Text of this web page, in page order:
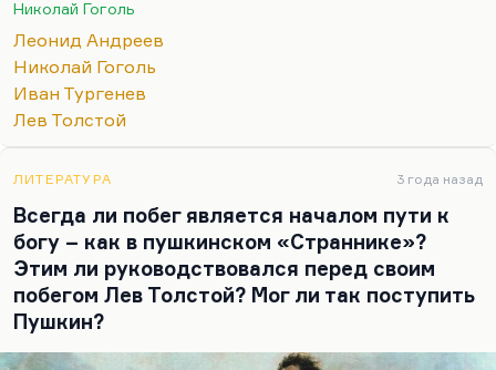
тобой выдуманная, человече, но и тебе не будет
покоя, пока враг твой мучается». То есть бог всё-
таки носитель справедливости, а не зла. В…
Николай Гоголь
Леонид Андреев
Николай Гоголь
Иван Тургенев
Лев Толстой
ЛИТЕРАТУРА 3 года назад
Всегда ли побег является началом пути к
богу – как в пушкинском «Страннике»?
Этим ли руководствовался перед своим
побегом Лев Толстой? Мог ли так поступить
Пушкин?